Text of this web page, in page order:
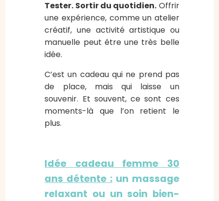
Tester. Sortir du quotidien. Offrir
une expérience, comme un atelier
créatif, une activité artistique ou
manuelle peut être une très belle
idée.
C’est un cadeau qui ne prend pas
de place, mais qui laisse un
souvenir. Et souvent, ce sont ces
moments-là que l’on retient le
plus.
Idée cadeau femme 30
ans détente : un massage
relaxant ou un soin bien-